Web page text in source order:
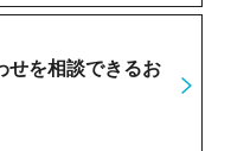
せを相談できるお